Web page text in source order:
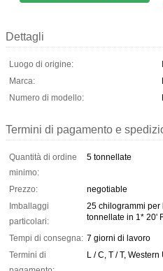
Dettagli
Luogo di origine:
Marca:
Numero di modello:
Termini di pagamento e
Quantità di ordine
minimo:
5 tonnellate
Prezzo:
negotiable
Imballaggi
particolari:
25 chilogrammi per
tonnellate in 1* 20'
Tempi di consegna: 7 giorni di lavoro
Termini di
L / C, T / T, Western